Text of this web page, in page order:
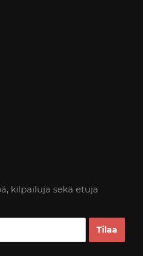
kilpailuja sekä etuja